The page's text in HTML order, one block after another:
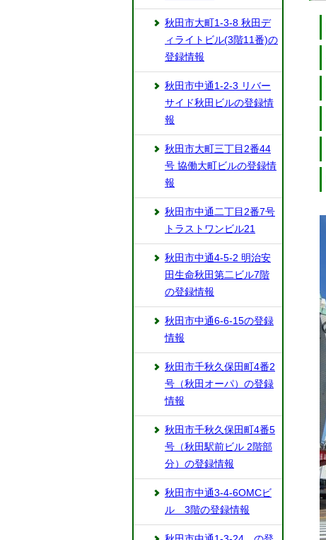
秋田市大町1-3-8 秋田デ
ィライトビル(3階11番)の
登録情報
秋田市中通1-2-3 リバー
サイド秋田ビルの登録情
報
秋田市大町三丁目2番44
号 協働大町ビルの登録情
報
秋田市中通二丁目2番7号
トラストワンビル21
秋田市中通4-5-2 明治安
田生命秋田第二ビル7階
の登録情報
秋田市中通6-6-15の登録
情報
秋田市千秋久保田町4番2
号（秋田オーパ）の登録
情報
秋田市千秋久保田町4番5
号（秋田駅前ビル 2階部
分）の登録情報
秋田市中通3-4-6OMCビ
ル 3階の登録情報